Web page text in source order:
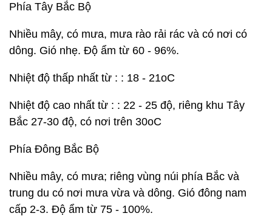
Phía Tây Bắc Bộ
Nhiều mây, có mưa, mưa rào rải rác và có nơi có
dông. Gió nhẹ. Độ ẩm từ 60 - 96%.
Nhiệt độ thấp nhất từ : : 18 - 21oC
Nhiệt độ cao nhất từ : : 22 - 25 độ, riêng khu Tây
Bắc 27-30 độ, có nơi trên 30oC
Phía Đông Bắc Bộ
Nhiều mây, có mưa; riêng vùng núi phía Bắc và
trung du có nơi mưa vừa và dông. Gió đông nam
cấp 2-3. Độ ẩm từ 75 - 100%.